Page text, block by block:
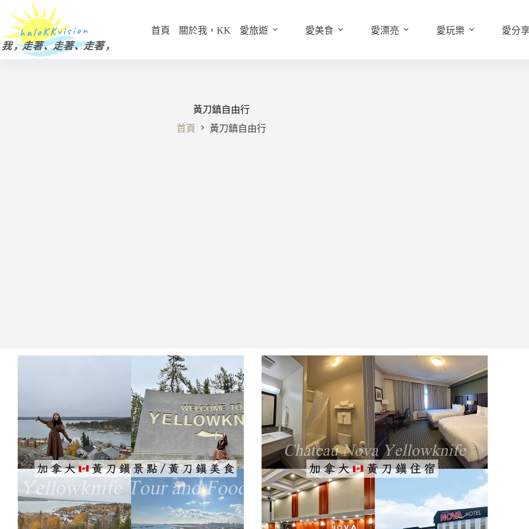
主
要
首頁 關於我，KK 愛旅遊 愛美食 愛漂亮 愛玩樂 愛分
黃刀鎮自由行
首頁
黃刀鎮自由行